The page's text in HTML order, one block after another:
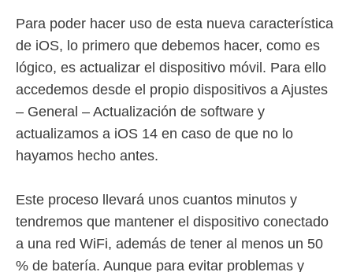
Para poder hacer uso de esta nueva característica
de iOS, lo primero que debemos hacer, como es
lógico, es actualizar el dispositivo móvil. Para ello
accedemos desde el propio dispositivos a Ajustes
– General – Actualización de software y
actualizamos a iOS 14 en caso de que no lo
hayamos hecho antes.
Este proceso llevará unos cuantos minutos y
tendremos que mantener el dispositivo conectado
a una red WiFi, además de tener al menos un 50
% de batería. Aunque para evitar problemas y